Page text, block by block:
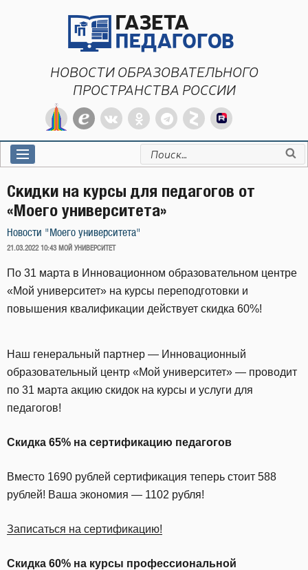
НОВОСТИ ОБРАЗОВАТЕЛЬНОГО
ПРОСТРАНСТВА РОССИИ
Искать:
Скидки на курсы для педагогов от
«Моего университета»
Новости "Моего университета"
ОПУБЛИКОВАНО
21.03.2022 10:43 МОЙ УНИВЕРСИТЕТ
По 31 марта в Инновационном образовательном центре
«Мой университет» на курсы переподготовки и
повышения квалификации действует скидка 60%!
Наш генеральный партнер — Инновационный
образовательный центр «Мой университет» — проводит
по 31 марта акцию скидок на курсы и услуги для
педагогов!
Скидка 65% на сертификацию педагогов
Вместо 1690 рублей сертификация теперь стоит 588
рублей! Ваша экономия — 1102 рубля!
Записаться на сертификацию!
Скидка 60% на курсы профессиональной